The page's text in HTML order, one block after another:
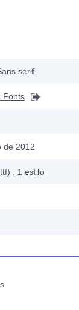
serif
Fonts
de 2012
, 1 estilo